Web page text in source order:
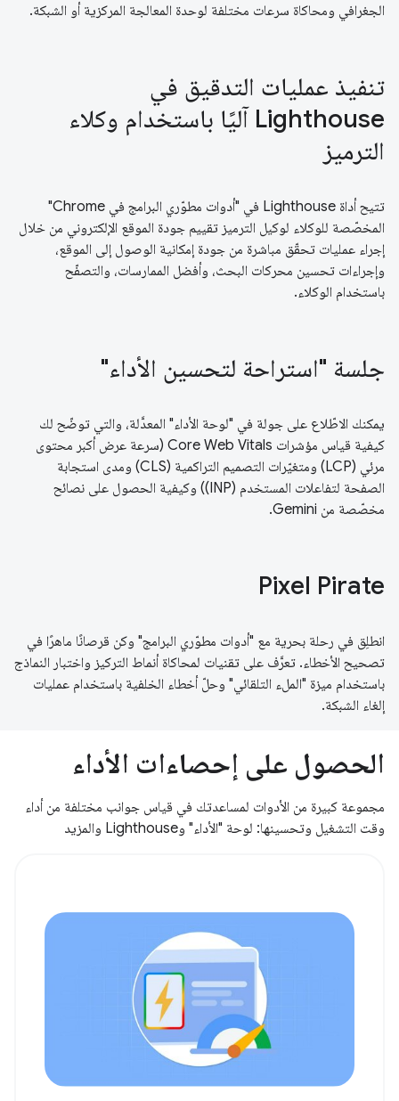
الجغرافي ومحاكاة سرعات مختلفة لوحدة المعالجة المركزية أو الشبكة.
تنفيذ عمليات التدقيق في
Lighthouse آليًا باستخدام وكلاء
الترميز
تتيح أداة Lighthouse في "أدوات مطوّري البرامج في Chrome"
المخصّصة للوكلاء لوكيل الترميز تقييم جودة الموقع الإلكتروني من خلال
إجراء عمليات تحقّق مباشرة من جودة إمكانية الوصول إلى الموقع،
وإجراءات تحسين محركات البحث، وأفضل الممارسات، والتصفّح
باستخدام الوكلاء.
جلسة "استراحة لتحسين الأداء"
يمكنك الاطّلاع على جولة في "لوحة الأداء" المعدَّلة، والتي توضّح لك
كيفية قياس مؤشرات Core Web Vitals (سرعة عرض أكبر محتوى
مرئي (LCP) ومتغيّرات التصميم التراكمية (CLS) ومدى استجابة
الصفحة لتفاعلات المستخدم (INP)) وكيفية الحصول على نصائح
مخصّصة من Gemini.
Pixel Pirate
انطلِق في رحلة بحرية مع "أدوات مطوّري البرامج" وكن قرصانًا ماهرًا في
تصحيح الأخطاء. تعرَّف على تقنيات لمحاكاة أنماط التركيز واختبار النماذج
باستخدام ميزة "الملء التلقائي" وحلّ أخطاء الخلفية باستخدام عمليات
إلغاء الشبكة.
الحصول على إحصاءات الأداء
مجموعة كبيرة من الأدوات لمساعدتك في قياس جوانب مختلفة من أداء
وقت التشغيل وتحسينها: لوحة "الأداء" وLighthouse والمزيد